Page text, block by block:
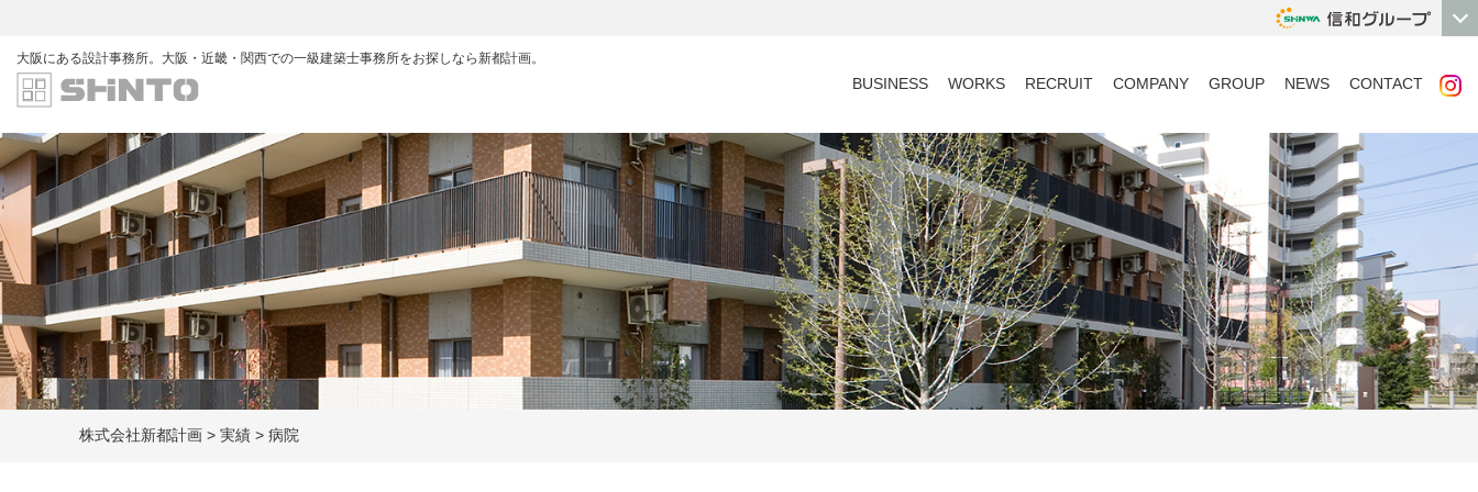
大阪にある設計事務所。 大阪・近畿・関西での一級建築士事務所をお探しなら新都計画。
BUSINESS WORKS RECRUIT COMPANY GROUP NEWS CONTACT
株式会社新都計画 > 実績 > 病院